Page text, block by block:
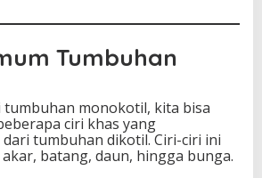
Tumbuhan
monokotil, kita bisa
ciri khas yang
tumbuhan dikotil. Ciri-ciri ini
batang, daun, hingga bunga.